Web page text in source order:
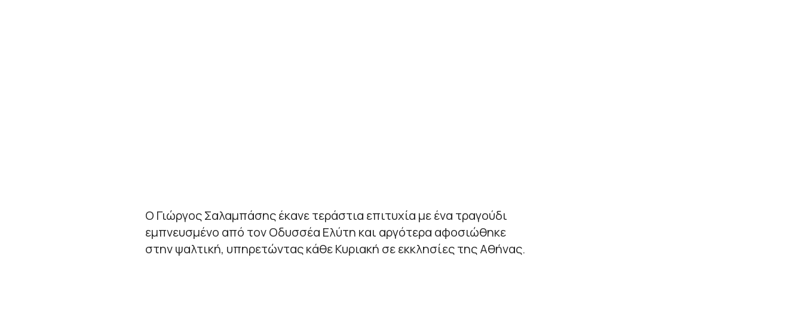
Ο Γιώργος Σαλαμπάσης έκανε τεράστια επιτυχία με ένα τραγούδι
εμπνευσμένο από τον Οδυσσέα Ελύτη και αργότερα αφοσιώθηκε
στην ψαλτική, υπηρετώντας κάθε Κυριακή σε εκκλησίες της Αθήνας.